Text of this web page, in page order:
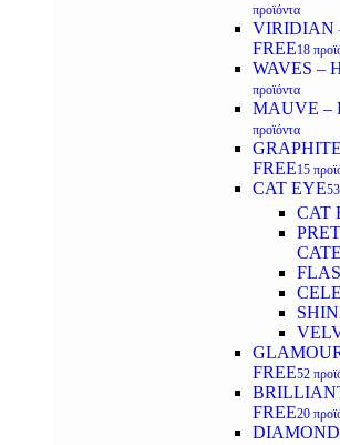
προϊόντα
VIRIDIAN
FREE18
WAVES –
προϊόντα
MAUVE –
προϊόντα
FREE15
CAT EYE
CAT
FREE52
FREE20